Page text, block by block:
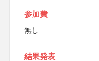
参加費
無し
結果発表